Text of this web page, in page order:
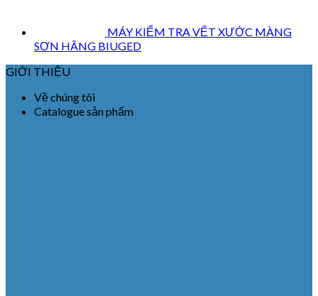
MÁY KIỂM TRA VẾT XƯỚC MÀNG
SƠN HÃNG BIUGED
GIỚI THIỆU
Về chúng tôi
Catalogue sản phẩm